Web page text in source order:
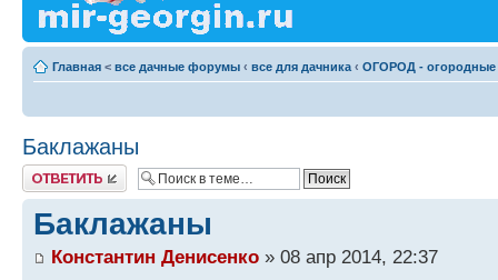
Главная < все дачные форумы ‹ все для дачника ‹ ОГОРОД - огородные
Баклажаны
Ответить
Баклажаны
Константин Денисенко » 08 апр 2014, 22:37